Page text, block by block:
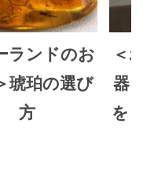
ランドのお
琥珀の選び
方
＜
器
を